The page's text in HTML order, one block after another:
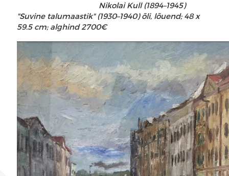
Nikolai Kull (1894–1945)
"Suvine talumaastik" (1930–1940) õli, lõuend; 48 x
59.5 cm; alghind 2700€